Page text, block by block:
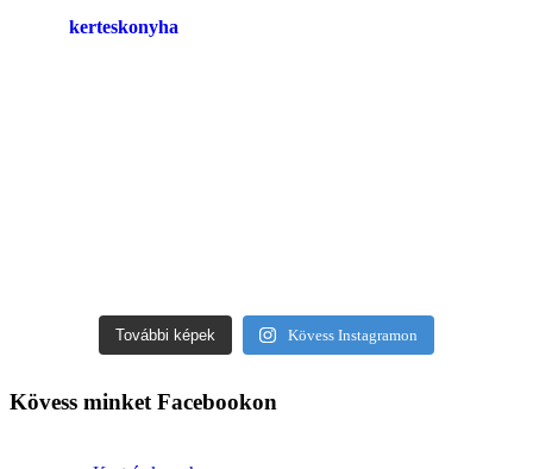
kerteskonyha
További képek Kövess Instagramon
Kövess minket Facebookon